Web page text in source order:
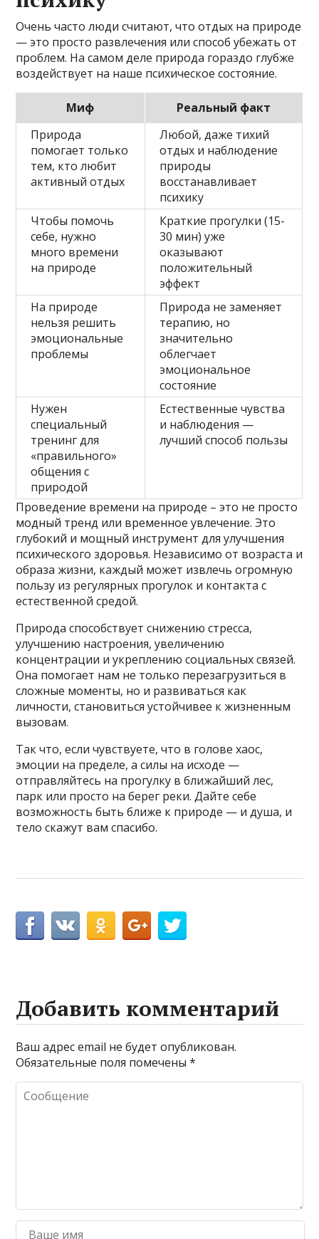
Очень часто люди считают, что отдых на природе
— это просто развлечения или способ убежать от
проблем. На самом деле природа гораздо глубже
воздействует на наше психическое состояние.
Миф
Реальный факт
Природа
помогает только
тем, кто любит
активный отдых
Любой, даже тихий
отдых и наблюдение
природы
восстанавливает
психику
Чтобы помочь
себе, нужно
много времени
на природе
Краткие прогулки (15-
30 мин) уже
оказывают
положительный
эффект
На природе
нельзя решить
эмоциональные
проблемы
Природа не заменяет
терапию, но
значительно
облегчает
эмоциональное
состояние
Нужен
специальный
тренинг для
«правильного»
общения с
природой
Естественные чувства
и наблюдения —
лучший способ пользы
Проведение времени на природе – это не просто
модный тренд или временное увлечение. Это
глубокий и мощный инструмент для улучшения
психического здоровья. Независимо от возраста и
образа жизни, каждый может извлечь огромную
пользу из регулярных прогулок и контакта с
естественной средой.
Природа способствует снижению стресса,
улучшению настроения, увеличению
концентрации и укреплению социальных связей.
Она помогает нам не только перезагрузиться в
сложные моменты, но и развиваться как
личности, становиться устойчивее к жизненным
вызовам.
Так что, если чувствуете, что в голове хаос,
эмоции на пределе, а силы на исходе —
отправляйтесь на прогулку в ближайший лес,
парк или просто на берег реки. Дайте себе
возможность быть ближе к природе — и душа, и
тело скажут вам спасибо.
Добавить комментарий
Ваш адрес email не будет опубликован.
Обязательные поля помечены*